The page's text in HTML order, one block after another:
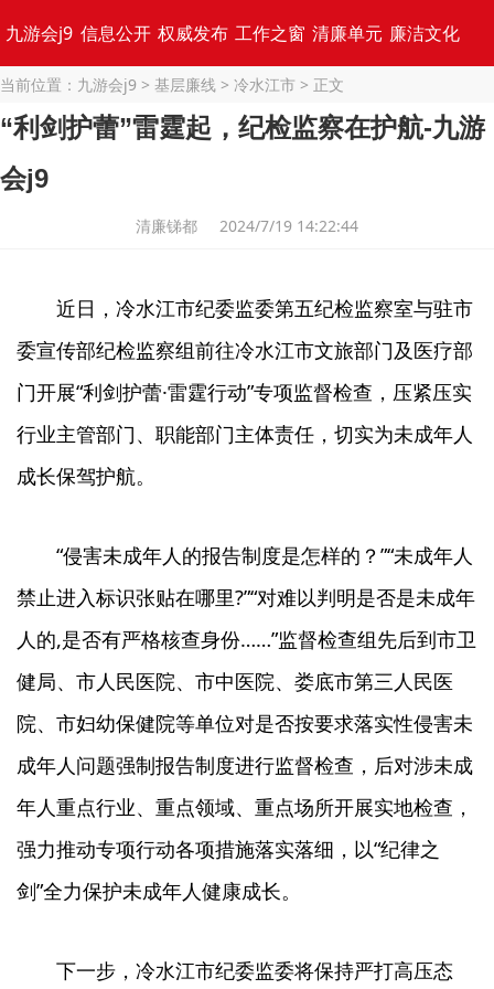
九游会j9 信息公开 权威发布 工作之窗 清廉单元 廉洁文化
专题集锦
当前位置： 九游会j9 > 基层廉线 > 冷水江市 > 正文
“利剑护蕾”雷霆起，纪检监察在护航-九游
会j9
清廉锑都 2024/7/19 14:22:44
近日，冷水江市纪委监委第五纪检监察室与驻市
委宣传部纪检监察组前往冷水江市文旅部门及医疗部
门开展“利剑护蕾·雷霆行动”专项监督检查，压紧压实
行业主管部门、职能部门主体责任，切实为未成年人
成长保驾护航。
“侵害未成年人的报告制度是怎样的？”“未成年人
禁止进入标识张贴在哪里?”“对难以判明是否是未成年
人的,是否有严格核查身份……”监督检查组先后到市卫
健局、市人民医院、市中医院、娄底市第三人民医
院、市妇幼保健院等单位对是否按要求落实性侵害未
成年人问题强制报告制度进行监督检查，后对涉未成
年人重点行业、重点领域、重点场所开展实地检查，
强力推动专项行动各项措施落实落细，以“纪律之
剑”全力保护未成年人健康成长。
下一步，冷水江市纪委监委将保持严打高压态